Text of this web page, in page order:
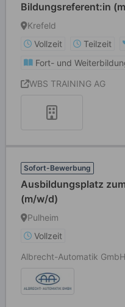
Bildungsreferent:in
Krefeld
Vollzeit
Teilzeit
Fort- und
WBS TRAINING AG
Sofort-Bewerbung
Ausbildungsplatz
(m/w/d)
Pulheim
Vollzeit
Albrecht-Automatik GmbH